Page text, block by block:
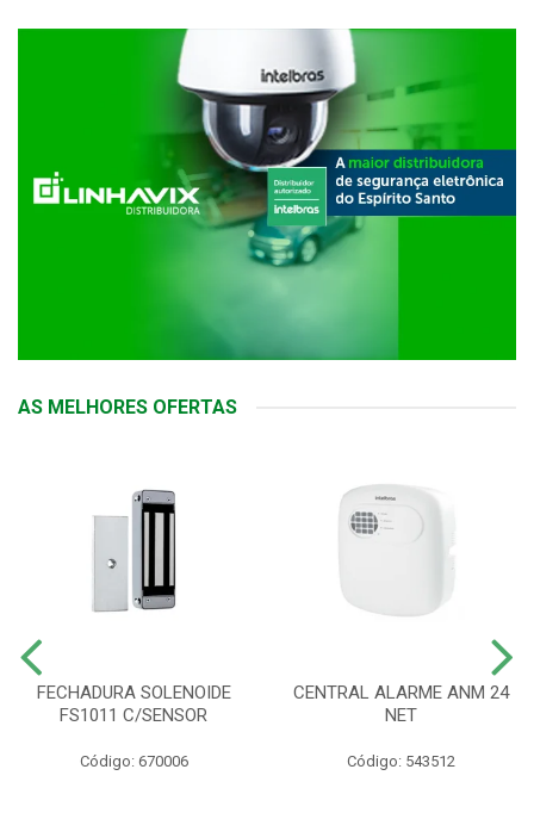
AS MELHORES OFERTAS
FECHADURA SOLENOIDE
FS1011 C/SENSOR
Código: 670006
CENTRAL ALARME ANM 24
NET
Código: 543512